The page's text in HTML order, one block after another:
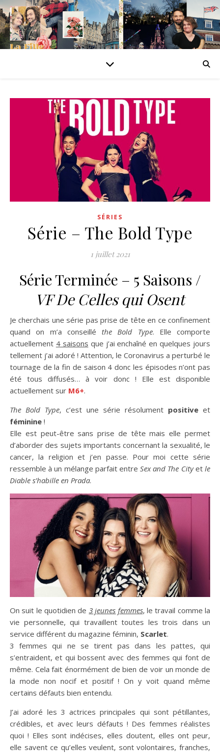
SÉRIES
Série – The Bold Type
1 juillet 2021
Série Terminée – 5 Saisons /
VF De Celles qui Osent
Je cherchais une série pas prise de tête en ce confinement
quand on m’a conseillé the Bold Type. Elle comporte
actuellement 4 saisons que j’ai enchaîné en quelques jours
tellement j’ai adoré ! Attention, le Coronavirus a perturbé le
tournage de la fin de saison 4 donc les épisodes n’ont pas
été tous diffusés… à voir donc ! Elle est disponible
actuellement sur M6+.
The Bold Type, c’est une série résolument positive et
féminine !
Elle est peut-être sans prise de tête mais elle permet
d’aborder des sujets importants concernant la sexualité, le
cancer, la religion et j’en passe. Pour moi cette série
ressemble à un mélange parfait entreSex and The Cityetle
Diable s’habille en Prada.
On suit le quotidien de 3 jeunes femmes, le travail comme la
vie personnelle, qui travaillent toutes les trois dans un
service différent du magazine féminin, Scarlet.
3 femmes qui ne se tirent pas dans les pattes, qui
s’entraident, et qui bossent avec des femmes qui font de
même. Cela fait énormément de bien de voir un monde de
la mode non nocif et positif ! On y voit quand même
certains défauts bien entendu.
J’ai adoré les 3 actrices principales qui sont pétillantes,
crédibles, et avec leurs défauts ! Des femmes réalistes
quoi ! Elles sont indécises, elles doutent, elles ont peur,
elle savent ce qu’elles veulent, sont volontaires, franches,